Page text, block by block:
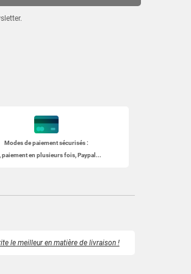
Modes de paiement sécurisés :
paiement en plusieurs fois, Paypal...
le meilleur en matière de livraison !